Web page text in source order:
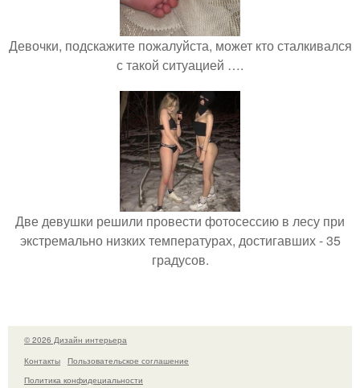
Девочки, подскажите пожалуйста, может кто сталкивался
с такой ситуацией ….
Две девушки решили провести фотосессию в лесу при
экстремально низких температурах, достигавших - 35
градусов.
© 2026 Дизайн интерьера
Контакты
Пользовательское соглашение
Политика конфидециальности